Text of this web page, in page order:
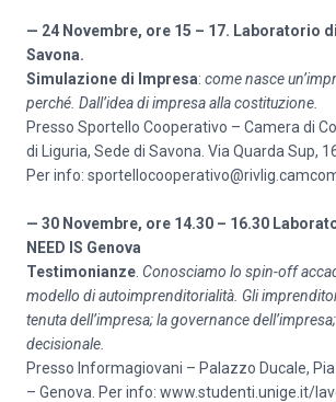
— 24 Novembre, ore 15 – 17. Laboratorio
Savona.
Simulazione di Impresa: come nasce
perché. Dall’idea di impresa alla costituzione.
Presso Sportello Cooperativo – Camera di
di Liguria, Sede di Savona. Via Quarda Sup,
Per info:
— 30 Novembre, ore 14.30 – 16.30
NEED IS Genova
Testimonianze Conosciamo lo spin-off
modello di autoimprenditorialità. Gli
tenuta dell’impresa; la governance
decisionale.
Presso Informagiovani – Palazzo Ducale,
– Genova. Per info: www.studenti.unige.it/